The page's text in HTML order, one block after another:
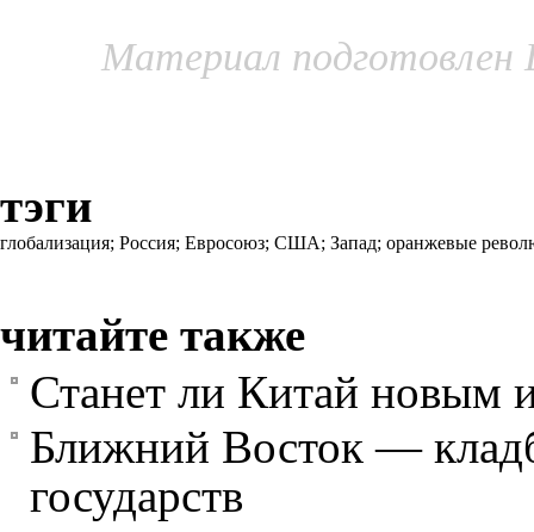
Материал подготовлен
тэги
глобализация; Россия; Евросоюз; США; Запад; оранжевые
читайте также
Станет ли Китай новым
Ближний Восток —
государств